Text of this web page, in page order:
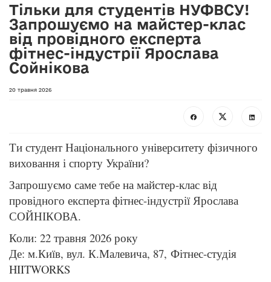
Тільки для студентів НУФВСУ!
Запрошуємо на майстер-клас
від провідного експерта
фітнес-індустрії Ярослава
Сойнікова
20 травня 2026
Ти студент Національного університету фізичного
виховання і спорту України?
Запрошуємо саме тебе на майстер-клас від
провідного експерта фітнес-індустрії Ярослава
СОЙНІКОВА.
Коли: 22 травня 2026 року
Де: м.Київ, вул. К.Малевича, 87, Фітнес-студія
HIITWORKS